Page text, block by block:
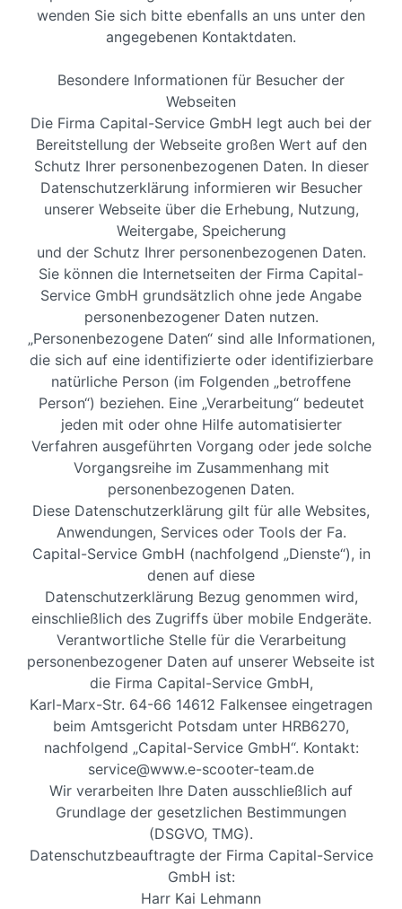
wenden Sie sich bitte ebenfalls an uns unter den
angegebenen Kontaktdaten.
Besondere Informationen für Besucher der
Webseiten
Die Firma Capital-Service GmbH legt auch bei der
Bereitstellung der Webseite großen Wert auf den
Schutz Ihrer personenbezogenen Daten. In dieser
Datenschutzerklärung informieren wir Besucher
unserer Webseite über die Erhebung, Nutzung,
Weitergabe, Speicherung
und der Schutz Ihrer personenbezogenen Daten.
Sie können die Internetseiten der Firma Capital-
Service GmbH grundsätzlich ohne jede Angabe
personenbezogener Daten nutzen.
„Personenbezogene Daten“ sind alle Informationen,
die sich auf eine identifizierte oder identifizierbare
natürliche Person (im Folgenden „betroffene
Person“) beziehen. Eine „Verarbeitung“ bedeutet
jeden mit oder ohne Hilfe automatisierter
Verfahren ausgeführten Vorgang oder jede solche
Vorgangsreihe im Zusammenhang mit
personenbezogenen Daten.
Diese Datenschutzerklärung gilt für alle Websites,
Anwendungen, Services oder Tools der Fa.
Capital-Service GmbH (nachfolgend „Dienste“), in
denen auf diese
Datenschutzerklärung Bezug genommen wird,
einschließlich des Zugriffs über mobile Endgeräte.
Verantwortliche Stelle für die Verarbeitung
personenbezogener Daten auf unserer Webseite ist
die Firma Capital-Service GmbH,
Karl-Marx-Str. 64-66 14612 Falkensee eingetragen
beim Amtsgericht Potsdam unter HRB6270,
nachfolgend „Capital-Service GmbH“. Kontakt:
service@www.e-scooter-team.de
Wir verarbeiten Ihre Daten ausschließlich auf
Grundlage der gesetzlichen Bestimmungen
(DSGVO, TMG).
Datenschutzbeauftragte der Firma Capital-Service
GmbH ist:
Harr Kai Lehmann